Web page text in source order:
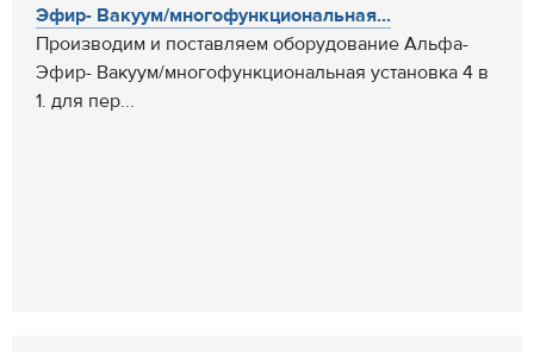
Эфир- Вакуум/многофункциональная...
Производим и поставляем оборудование Альфа-
Эфир- Вакуум/многофункциональная установка 4 в
1. для пер...